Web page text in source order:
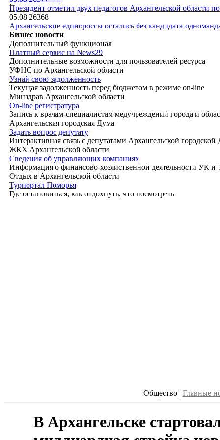
|
Президент отметил двух педагогов Архангельской области
05.08.26368
Архангельские единороссы остались без кандидата-
Бизнес новости
Дополнительный функционал
Платный сервис на News29
Дополнительные возможности для пользователей ресурса
УФНС по Архангельской области
Узнай свою задолженность
Текущая задолженность перед бюджетом в режиме on-line
Минздрав Архангельской области
On-line регистратура
Запись к врачам-специалистам медучреждений города и
Архангельская городская Дума
Задать вопрос депутату
Интерактивная связь с депутатами Архангельской
ЖКХ Архангельской области
Сведения об управляющих компаниях
Информация о финансово-хозяйственной деятельности УК
Отдых в Архангельской области
Турпортал Поморья
Где остановиться, как отдохнуть, что посмотреть
Общество | Главные
В Архангельске